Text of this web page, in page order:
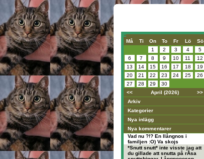
Må Ti On To Fr Lö
Sö
1
2 3 4
5
6
7 8 9 10 11
12
13
14 15 16 17 18
19
20
21 22 23 24 25
26
27
28 29
30
<<
April (2026)
>>
Arkiv
Kategorier
Nya inlägg
Nya kommentarer
Vad nu ?!? En llångnos i
familjen :O) Va skojs
*Snutt snutt* inte visste jag att
du gillade att snutta på rÅsa